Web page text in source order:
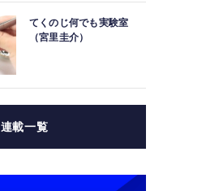
てくのじ何でも実験室
（宮里圭介）
連載一覧